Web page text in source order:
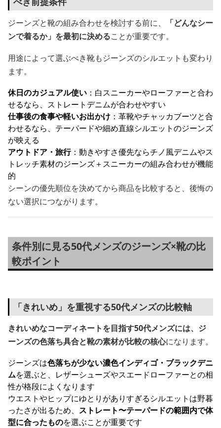
ジーンズと靴の組み合わせを検討する前に、
「どんなシー
ンで着るか」を最初に決めることが重要です。
用途によって選ぶべき靴もジーンズのシルエットも変わり
ます。
休日のカジュアル使い ：白スニーカーやローファーと合わ
せるなら、ストレートデニムが合わせやすい
仕事後の食事や軽いお出かけ ：革靴やチャッカブーツと合
わせるなら、テーパードや細め直線シルエットのジーンズ
が映える
アウトドア・旅行：動きやすさ優先ならチノ風デニムやス
トレッチ素材のジーンズ＋スニーカーの組み合わせが機能
的
シーンの優先順位を決めてから商品を比較すると、後悔の
ない選択につながります。
条件別に見る50代メンズのジーンズ×靴の比
較ポイント
「きれいめ」を重視する50代メンズの比較軸
きれいめなコーディネートを目指す50代メンズには、ジ
ーンズの色落ち具合と靴の素材が比較の核心になります。
ジーンズは色落ちが少ない濃色インディゴ・ブラックデニ
ムを選ぶと、レザーシューズやスエードローファーとの相
性が格段によくなります
ウエストやヒップにゆとりがありすぎるシルエットは野暮
ったさが出るため、 ストレート〜テーパードの範囲内で体
型に合ったものを選ぶことが重要です